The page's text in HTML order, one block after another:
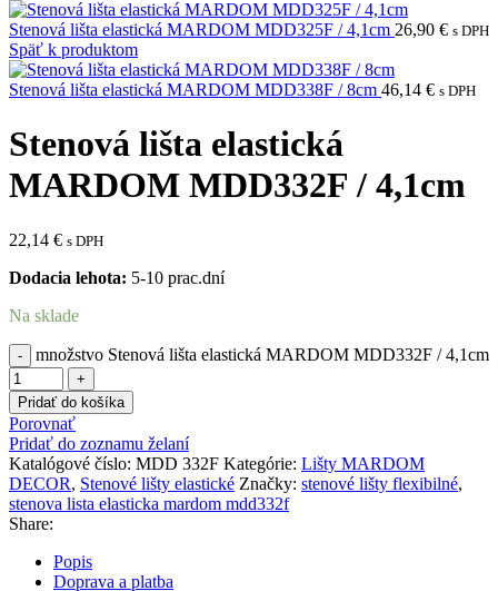
Stenová lišta elastická MARDOM MDD325F / 4,1cm 26,90 € s DPH
Späť k produktom
Stenová lišta elastická MARDOM MDD338F / 8cm 46,14 € s DPH
Stenová lišta elastická
MARDOM MDD332F / 4,1cm
22,14 € s DPH
Dodacia lehota: 5-10 prac.dní
Na sklade
množstvo Stenová lišta elastická MARDOM MDD332F / 4,1cm
Pridať do košíka
Porovnať
Pridať do zoznamu želaní
Katalógové číslo: MDD 332F Kategórie: Lišty MARDOM
DECOR, Stenové lišty elastické Značky: stenové lišty flexibilné,
stenova lista elasticka mardom mdd332f
Share:
Popis
Doprava a platba